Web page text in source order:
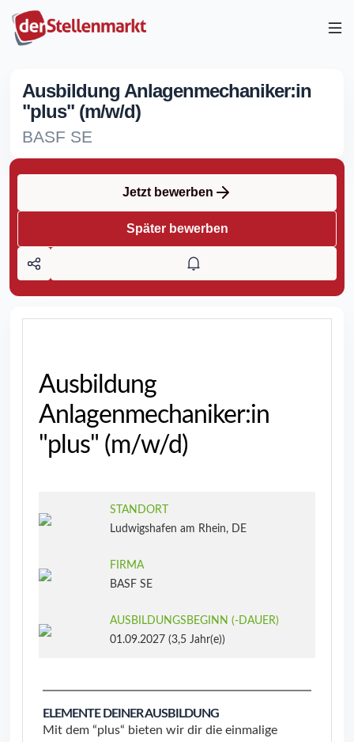
Ausbildung Anlagenmechaniker:in
"plus" (m/w/d)
BASF SE
Jetzt bewerben
Später bewerben
Ausbildung
Anlagenmechaniker:in
"plus" (m/w/d)
STANDORT
Ludwigshafen am Rhein, DE
FIRMA
BASF SE
AUSBILDUNGSBEGINN (‑DAUER)
01.09.2027 (3,5 Jahr(e))
ELEMENTE DEINER AUSBILDUNG
Mit dem “plus“ bieten wir dir die einmalige